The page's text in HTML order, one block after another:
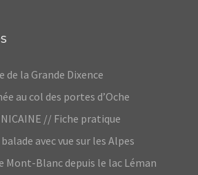
de la Grande Dixence
au col des portes d’Oche
// Fiche pratique
avec vue sur les Alpes
Mont-Blanc depuis le lac Léman